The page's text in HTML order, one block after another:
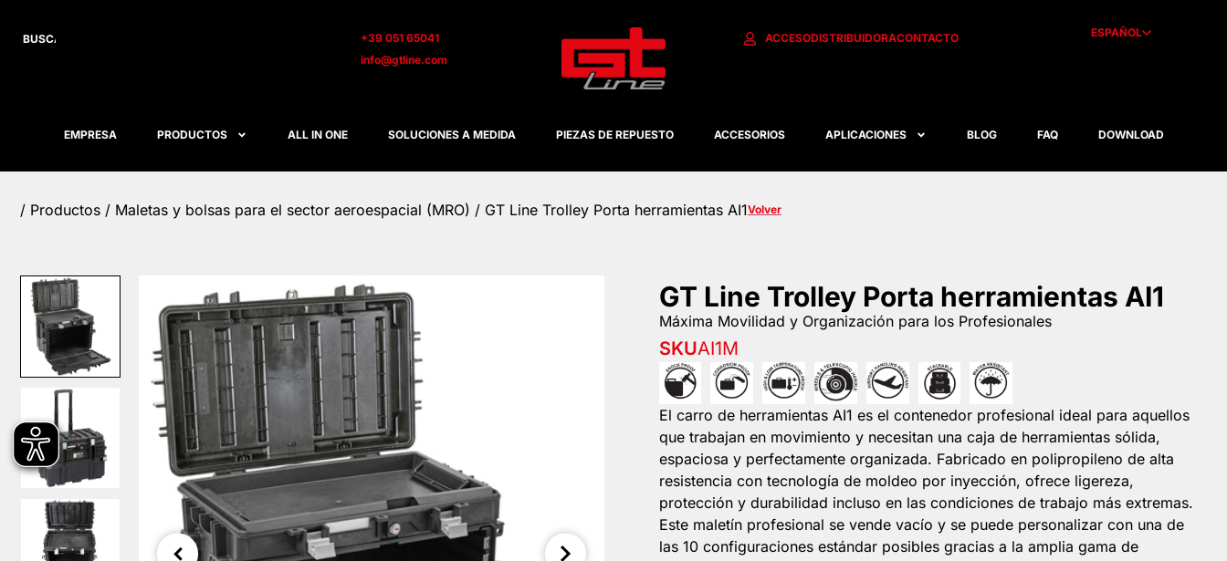
+39 051 65041
info@gtline.com
ACCESODISTRIBUIDORACONTACTO ESPAÑOL
EMPRESA PRODUCTOS ALL IN ONE SOLUCIONES A MEDIDA PIEZAS DE REPUESTO ACCESORIOS APLICACIONES BLOG FAQ DOWNLOAD
/ Productos / Maletas y bolsas para el sector aeroespacial (MRO) / GT Line Trolley Porta herramientas AI1Volver
GT Line Trolley Porta herramientas AI1
Máxima Movilidad y Organización para los Profesionales
SKUAI1M
El carro de herramientas AI1 es el contenedor profesional ideal para aquellos
que trabajan en movimiento y necesitan una caja de herramientas sólida,
espaciosa y perfectamente organizada. Fabricado en polipropileno de alta
resistencia con tecnología de moldeo por inyección, ofrece ligereza,
protección y durabilidad incluso en las condiciones de trabajo más extremas.
Este maletín profesional se vende vacío y se puede personalizar con una de
las 10 configuraciones estándar posibles gracias a la amplia gama de